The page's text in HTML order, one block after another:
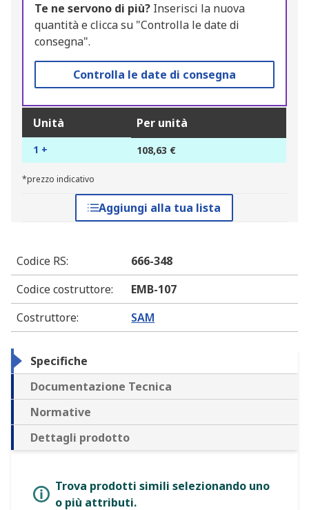
Te ne servono di più? Inserisci la nuova
quantità e clicca su "Controlla le date di
consegna".
Controlla le date di consegna
Unità Per unità
1 + 108,63 €
*prezzo indicativo
Aggiungi alla tua lista
Codice RS:
666-348
Codice costruttore:
EMB-107
Costruttore: SAM
Specifiche
Documentazione Tecnica
Normative
Dettagli prodotto
Trova prodotti simili selezionando uno
o più attributi.